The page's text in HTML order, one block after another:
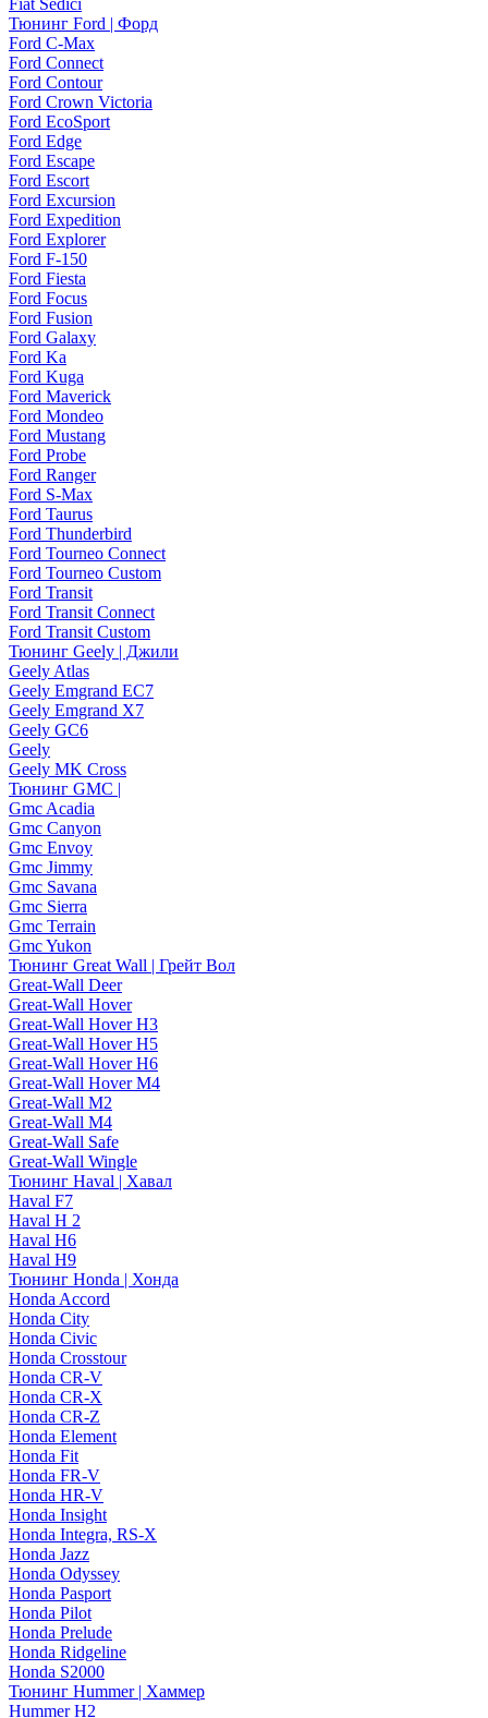
Fiat Sedici
Тюнинг Ford | Форд
Ford C-Max
Ford Connect
Ford Contour
Ford Crown Victoria
Ford EcoSport
Ford Edge
Ford Escape
Ford Escort
Ford Excursion
Ford Expedition
Ford Explorer
Ford F-150
Ford Fiesta
Ford Focus
Ford Fusion
Ford Galaxy
Ford Ka
Ford Kuga
Ford Maverick
Ford Mondeo
Ford Mustang
Ford Probe
Ford Ranger
Ford S-Max
Ford Taurus
Ford Thunderbird
Ford Tourneo Connect
Ford Tourneo Custom
Ford Transit
Ford Transit Connect
Ford Transit Custom
Тюнинг Geely | Джили
Geely Atlas
Geely Emgrand EC7
Geely Emgrand X7
Geely GC6
Geely
Geely MK Cross
Тюнинг GMC |
Gmc Acadia
Gmc Canyon
Gmc Envoy
Gmc Jimmy
Gmc Savana
Gmc Sierra
Gmc Terrain
Gmc Yukon
Тюнинг Great Wall | Грейт Вол
Great-Wall Deer
Great-Wall Hover
Great-Wall Hover H3
Great-Wall Hover H5
Great-Wall Hover H6
Great-Wall Hover M4
Great-Wall M2
Great-Wall M4
Great-Wall Safe
Great-Wall Wingle
Тюнинг Haval | Хавал
Haval F7
Haval H 2
Haval H6
Haval H9
Тюнинг Honda | Хонда
Honda Accord
Honda City
Honda Civic
Honda Crosstour
Honda CR-V
Honda CR-X
Honda CR-Z
Honda Element
Honda Fit
Honda FR-V
Honda HR-V
Honda Insight
Honda Integra, RS-X
Honda Jazz
Honda Odyssey
Honda Pasport
Honda Pilot
Honda Prelude
Honda Ridgeline
Honda S2000
Тюнинг Hummer | Хаммер
Hummer H2